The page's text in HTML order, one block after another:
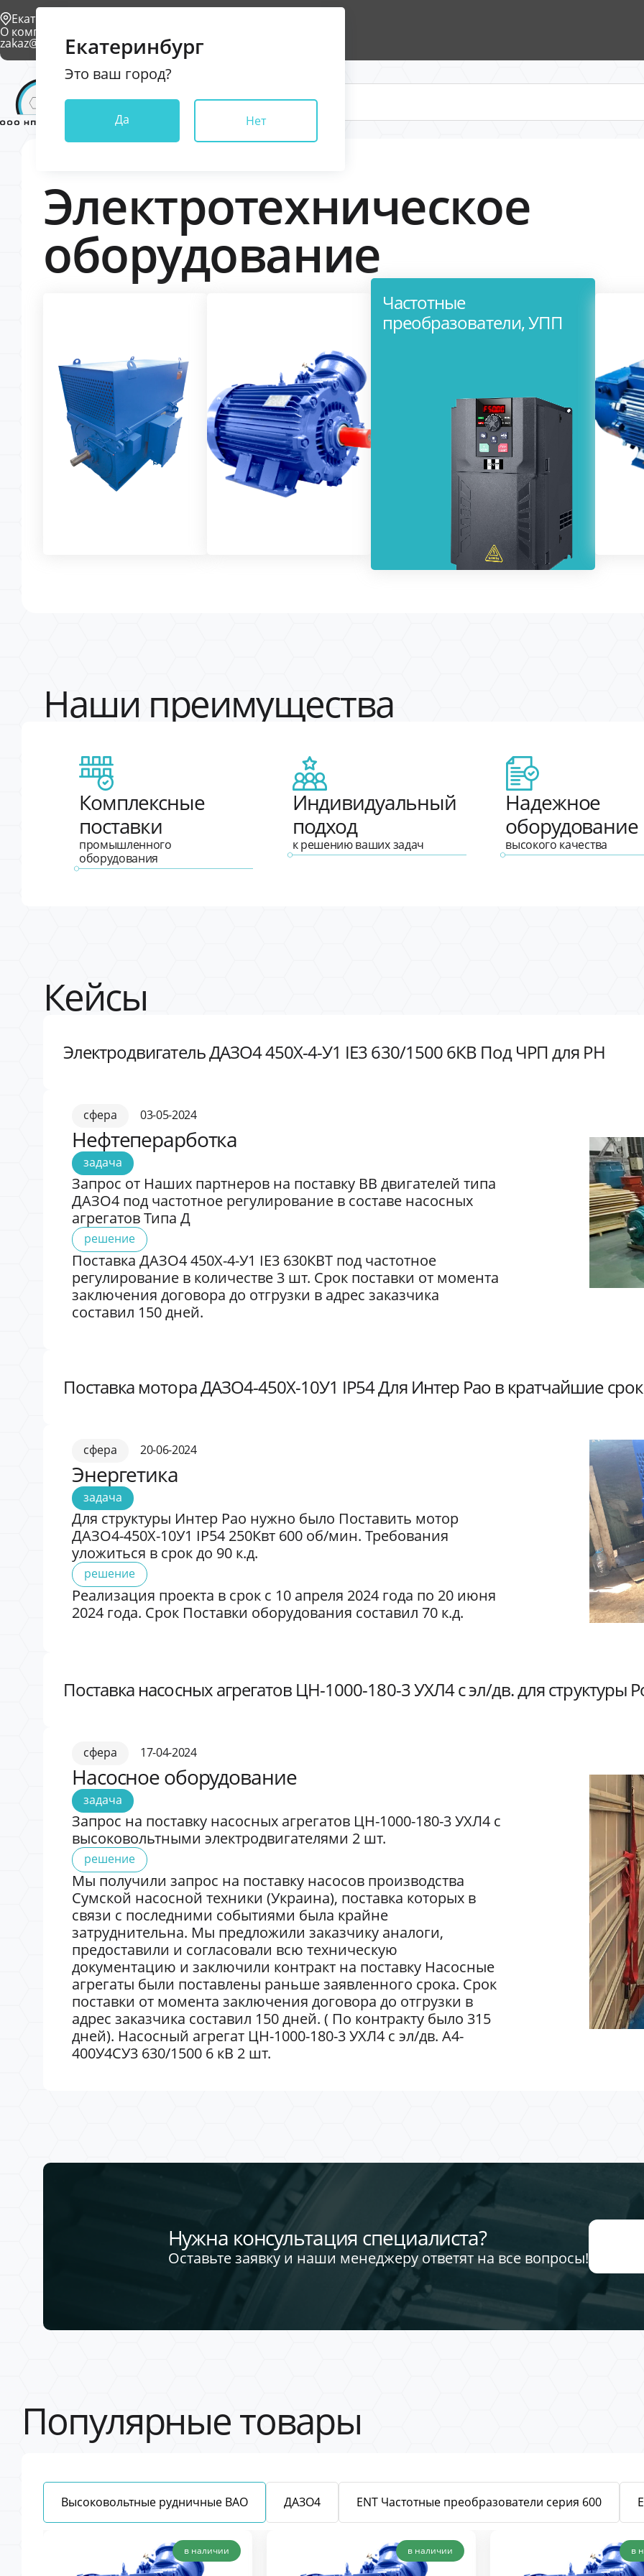
Екатеринбург
Это ваш город?
Да Нет
Екатеринбург
О компании
zakaz@npkkrona.ru
Каталог
Электротехническое
оборудование
Частотные
преобразователи, УПП
Наши преимущества
Комплексные
поставки
промышленного
оборудования
Индивидуальный
подход
к решению ваших задач
Надежное
оборудование
высокого качества
Кейсы
Электродвигатель ДАЗО4 450Х-4-У1 IE3 630/1500 6КВ Под ЧРП для РН
сфера 03-05-2024
Нефтеперарботка
задача
Запрос от Наших партнеров на поставку ВВ двигателей типа
ДАЗО4 под частотное регулирование в составе насосных
агрегатов Типа Д
решение
Поставка ДАЗО4 450Х-4-У1 IE3 630КВТ под частотное
регулирование в количестве 3 шт. Срок поставки от момента
заключения договора до отгрузки в адрес заказчика
составил 150 дней.
Поставка мотора ДАЗО4-450X-10У1 IP54 Для Интер Рао в кратчайшие
сфера 20-06-2024
Энергетика
задача
Для структуры Интер Рао нужно было Поставить мотор
ДАЗО4-450X-10У1 IP54 250Квт 600 об/мин. Требования
уложиться в срок до 90 к.д.
решение
Реализация проекта в срок с 10 апреля 2024 года по 20 июня
2024 года. Срок Поставки оборудования составил 70 к.д.
Поставка насосных агрегатов ЦН-1000-180-3 УХЛ4 с эл/дв. для структуры
сфера 17-04-2024
Насосное оборудование
задача
Запрос на поставку насосных агрегатов ЦН-1000-180-3 УХЛ4 с
высоковольтными электродвигателями 2 шт.
решение
Мы получили запрос на поставку насосов производства
Сумской насосной техники (Украина), поставка которых в
связи с последними событиями была крайне
затруднительна. Мы предложили заказчику аналоги,
предоставили и согласовали всю техническую
документацию и заключили контракт на поставку Насосные
агрегаты были поставлены раньше заявленного срока. Срок
поставки от момента заключения договора до отгрузки в
адрес заказчика составил 150 дней. ( По контракту было 315
дней). Насосный агрегат ЦН-1000-180-3 УХЛ4 с эл/дв. А4-
400У4СУ3 630/1500 6 кВ 2 шт.
Нужна консультация специалиста?
Оставьте заявку и наши менеджеру ответят на все вопросы!
Популярные товары
Высоковольтные рудничные ВАО ДАЗО4 ENT Частотные преобразователи серия 600
в наличии в наличии в